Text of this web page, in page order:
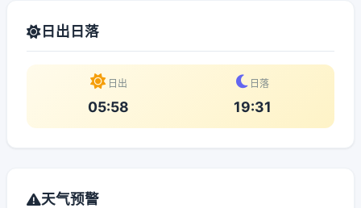
日出日落
日出
05:58
日落
19:31
天气预警